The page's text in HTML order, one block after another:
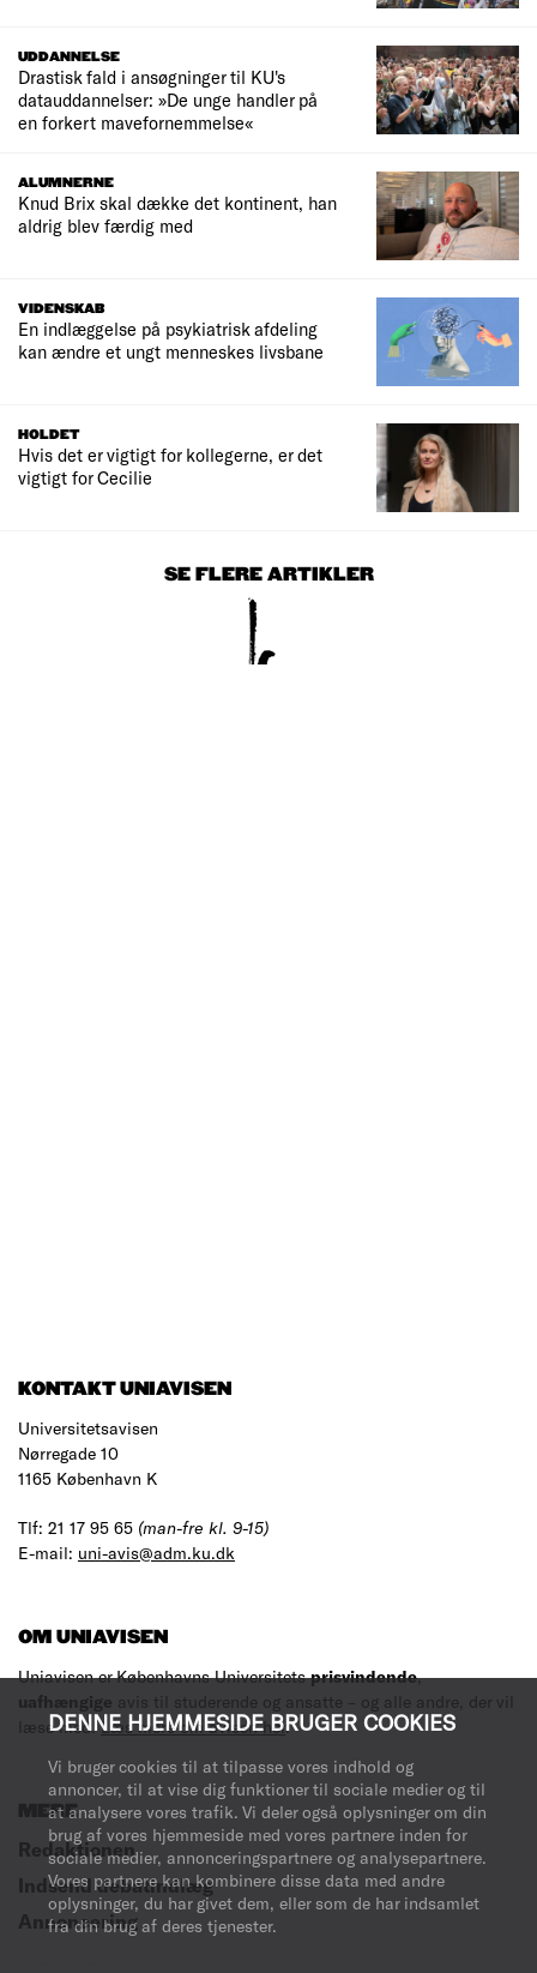
DENNE HJEMMESIDE BRUGER COOKIES
Vi bruger cookies til at tilpasse vores indhold og
annoncer, til at vise dig funktioner til sociale medier og til
at analysere vores trafik. Vi deler også oplysninger om din
brug af vores hjemmeside med vores partnere inden for
sociale medier, annonceringspartnere og analysepartnere.
Vores partnere kan kombinere disse data med andre
oplysninger, du har givet dem, eller som de har indsamlet
fra din brug af deres tjenester.
UDDANNELSE
Drastisk fald i ansøgninger til KU's
datauddannelser: »De unge handler på
en forkert mavefornemmelse«
ALUMNERNE
Knud Brix skal dække det kontinent, han
aldrig blev færdig med
VIDENSKAB
En indlæggelse på psykiatrisk afdeling
kan ændre et ungt menneskes livsbane
HOLDET
Hvis det er vigtigt for kollegerne, er det
vigtigt for Cecilie
SE FLERE ARTIKLER
KONTAKT UNIAVISEN
Universitetsavisen
Nørregade 10
1165 København K
Tlf: 21 17 95 65 (man-fre kl. 9-15)
E-mail: uni-avis@adm.ku.dk
OM UNIAVISEN
Uniavisen er Københavns Universitetsprisvindende,
uafhængige avis til studerende og ansatte – og alle andre, der vil
læse med.Læs mere om avisen her.
MERE
Redaktionen
Indsend debatindlæg
Annoncering